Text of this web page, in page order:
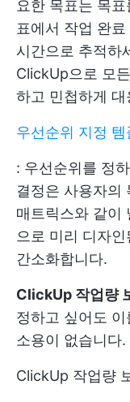
요한 목표는 목
표에서 작업 완
시간으로 추적하
ClickUp으로 모
하고 민첩하게 대
우선순위 지정 템
: 우선순위를 정
결정은 사용자의
매트릭스와 같이
으로 미리 디자
간소화합니다.
ClickUp 작업량
정하고 싶어도
소용이 없습니다
ClickUp 작업량